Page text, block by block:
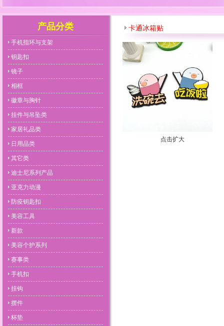
产品分类
手机指环与支架
钥匙扣
镜子
相框
徽章与胸针
挂件与吊坠类
家居礼品类
日用品类
其它类
迪士尼系列产品
亚克力动漫
防疫钥匙扣
美容工具
新款
美容个护系列
赛事类
手机扣
挂钩
摆件
杯垫
卡通冰箱贴
点击扩大